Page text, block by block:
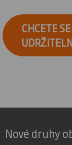
CHCETE
Nové druhy